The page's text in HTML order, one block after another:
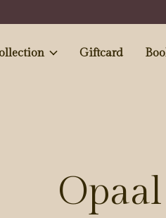
Giftcard
Opaal